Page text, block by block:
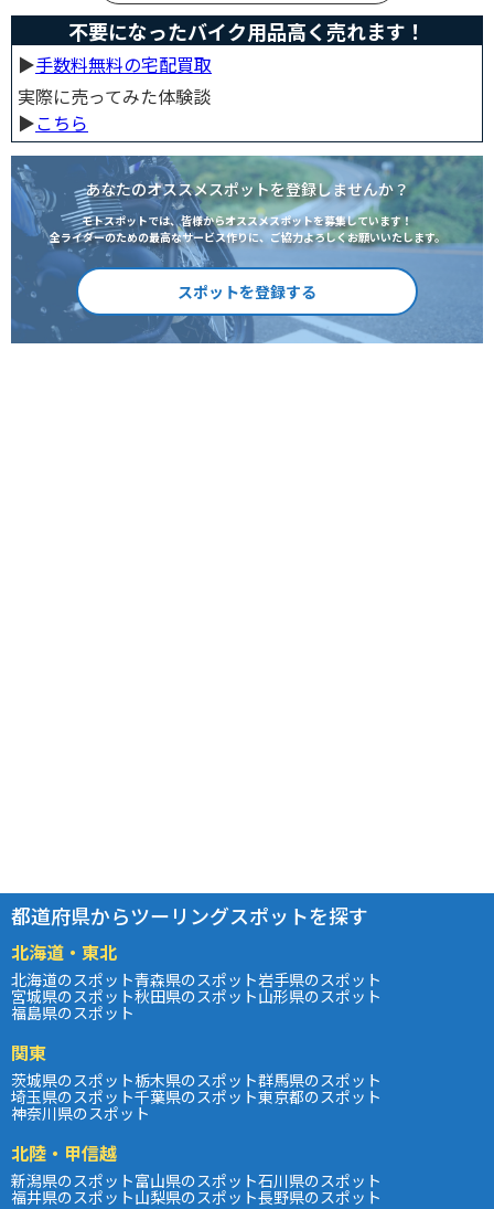
不要になったバイク用品高く売れます！
▶︎手数料無料の宅配買取
実際に売ってみた体験談
▶︎こちら
あなたのオススメスポットを登録しませんか？
モトスポットでは、皆様からオススメスポットを募集しています！
全ライダーのための最高なサービス作りに、ご協力よろしくお願いいたします。
スポットを登録する
都道府県からツーリングスポットを探す
北海道・東北
北海道のスポット青森県のスポット岩手県のスポット
宮城県のスポット秋田県のスポット山形県のスポット
福島県のスポット
関東
茨城県のスポット栃木県のスポット群馬県のスポット
埼玉県のスポット千葉県のスポット東京都のスポット
神奈川県のスポット
北陸・甲信越
新潟県のスポット富山県のスポット石川県のスポット
福井県のスポット山梨県のスポット長野県のスポット